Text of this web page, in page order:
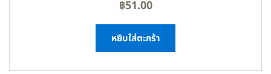
฿51.00
หยิบใส่ตะกร้า